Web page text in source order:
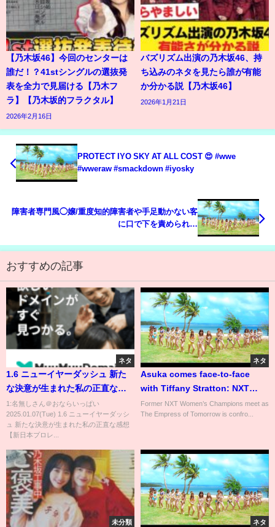
【乃木坂46】今回のセンターは
誰だ！？41stシングルの選抜発
表を全力で見届ける【乃木フ
ラ】【乃木坂的フラクタル】
2026年2月16日
バズリズム出演の乃木坂46、持
ち込みのネタを見たら誰が有能
か分かる説【乃木坂46】
2026年1月21日
PROTECT IYO SKY AT ALL COST 😍 #wwe
#wweraw #smackdown #iyosky
障害者専門風◯嬢/重度知的障害者や手足動かない客
に口で下を責められ…
おすすめの記事
ネタ
1.6 ニューイヤーダッシュ 新た
な決意が生まれた私の正直な感
想【新日本プロレス】
1:名無しさん＠おならいっぱい
2025.01.07(Tue) 1.6 ニューイヤーダッシ
ュ 新たな決意が生まれた私の正直な感想
【新日本プロレ...
ネタ
Asuka comes face-to-face
with Tiffany Stratton: NXT
highlights, Oct. 10, 2023
Former NXT Women’s Champions meet as
The Empress of Tomorrow is confro...
未分類 ネタ